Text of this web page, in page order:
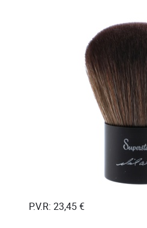
P.V.R: 23,45 €